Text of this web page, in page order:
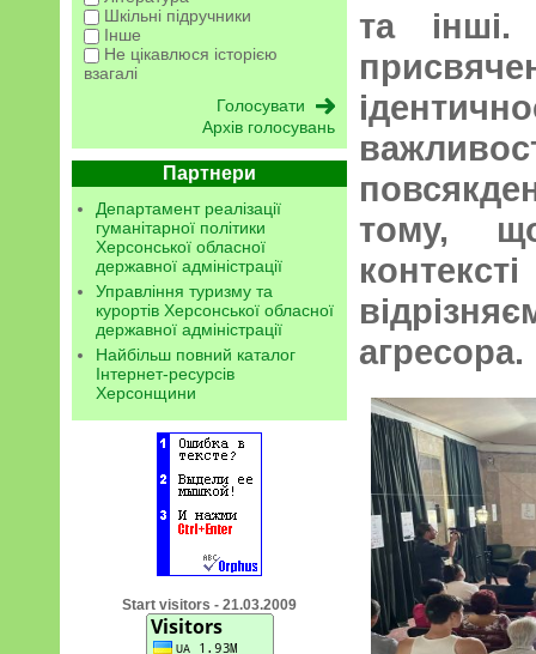
Шкільні підручники
Інше
Не цікавлюся історією
взагалі
Архів голосувань
Партнери
Департамент реалізації
гуманітарної політики
Херсонської обласної
державної адміністрації
Управління туризму та
курортів Херсонської обласної
державної адміністрації
Найбільш повний каталог
Інтернет-ресурсів
Херсонщини
Start visitors - 21.03.2009
та інші.
тому,
агресора.